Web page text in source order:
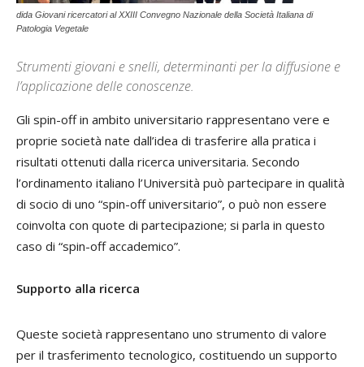
dida Giovani ricercatori al XXIII Convegno Nazionale della Società Italiana di
Patologia Vegetale
Strumenti giovani e snelli, determinanti per la diffusione e
l’applicazione delle conoscenze.
Gli spin-off in ambito universitario rappresentano vere e
proprie società nate dall’idea di trasferire alla pratica i
risultati ottenuti dalla ricerca universitaria. Secondo
l’ordinamento italiano l’Università può partecipare in qualità
di socio di uno “spin-off universitario”, o può non essere
coinvolta con quote di partecipazione; si parla in questo
caso di “spin-off accademico”.
Supporto alla ricerca
Queste società rappresentano uno strumento di valore
per il trasferimento tecnologico, costituendo un supporto